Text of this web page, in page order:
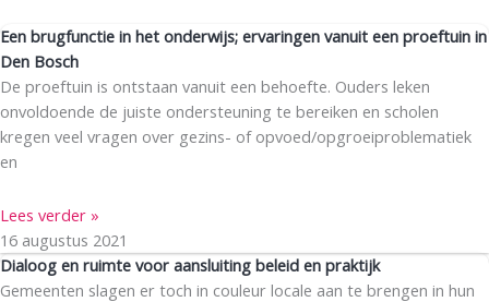
Een brugfunctie in het onderwijs; ervaringen vanuit een proeftuin in
Den Bosch
De proeftuin is ontstaan vanuit een behoefte. Ouders leken
onvoldoende de juiste ondersteuning te bereiken en scholen
kregen veel vragen over gezins- of opvoed/opgroeiproblematiek
en
Lees verder »
16 augustus 2021
Dialoog en ruimte voor aansluiting beleid en praktijk
Gemeenten slagen er toch in couleur locale aan te brengen in hun